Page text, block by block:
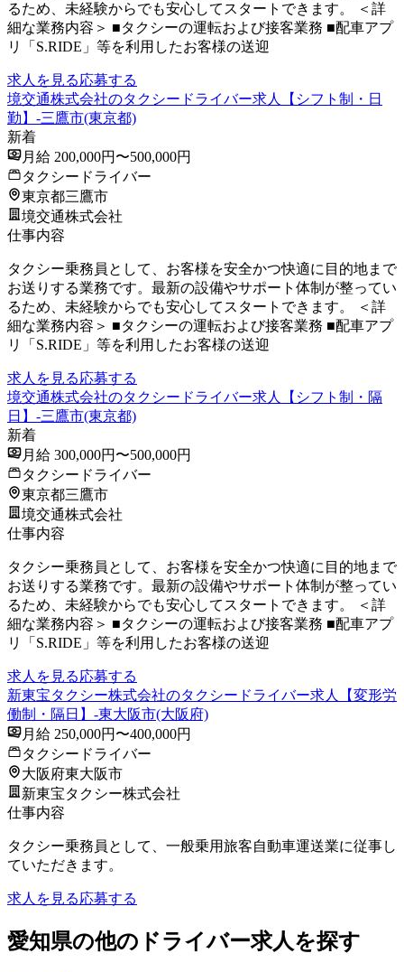
るため、未経験からでも安心してスタートできます。 ＜詳
細な業務内容＞ ■タクシーの運転および接客業務 ■配車アプ
リ「S.RIDE」等を利用したお客様の送迎
求人を見る応募する
境交通株式会社のタクシードライバー求人【シフト制・日
勤】-三鷹市(東京都)
新着
月給 200,000円〜500,000円
タクシードライバー
東京都三鷹市
境交通株式会社
仕事内容
タクシー乗務員として、お客様を安全かつ快適に目的地まで
お送りする業務です。最新の設備やサポート体制が整ってい
るため、未経験からでも安心してスタートできます。 ＜詳
細な業務内容＞ ■タクシーの運転および接客業務 ■配車アプ
リ「S.RIDE」等を利用したお客様の送迎
求人を見る応募する
境交通株式会社のタクシードライバー求人【シフト制・隔
日】-三鷹市(東京都)
新着
月給 300,000円〜500,000円
タクシードライバー
東京都三鷹市
境交通株式会社
仕事内容
タクシー乗務員として、お客様を安全かつ快適に目的地まで
お送りする業務です。最新の設備やサポート体制が整ってい
るため、未経験からでも安心してスタートできます。 ＜詳
細な業務内容＞ ■タクシーの運転および接客業務 ■配車アプ
リ「S.RIDE」等を利用したお客様の送迎
求人を見る応募する
新東宝タクシー株式会社のタクシードライバー求人【変形労
働制・隔日】-東大阪市(大阪府)
月給 250,000円〜400,000円
タクシードライバー
大阪府東大阪市
新東宝タクシー株式会社
仕事内容
タクシー乗務員として、一般乗用旅客自動車運送業に従事し
ていただきます。
求人を見る応募する
愛知県の他のドライバー求人を探す